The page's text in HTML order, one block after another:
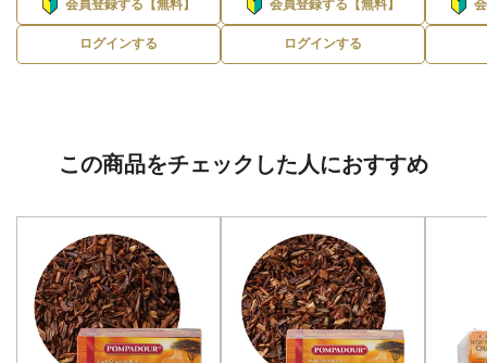
会員登録する【無料】
ログインする
会員登録する【無料】
ログインする
この商品をチェックした人におすすめ